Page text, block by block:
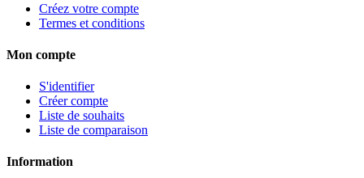
Créez votre compte
Termes et conditions
Mon compte
S'identifier
Créer compte
Liste de souhaits
Liste de comparaison
Information